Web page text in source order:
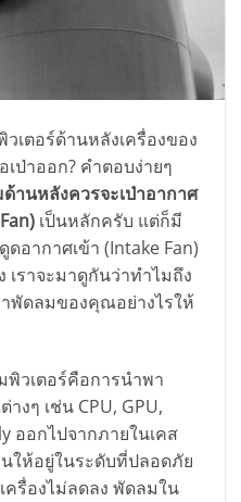
เตอร์ด้านหลังเครื่องของ
ป่าออก? คำตอบง่ายๆ
านหลังควรจะเป่าอากาศ
เป็นหลักครับ แต่ก็มี
อากาศเข้า (Intake Fan)
เราจะมาดูกันว่าทำไมถึง
พัดลมของคุณอย่างไรให้
วเตอร์คือการนำพา
งๆ เช่น CPU, GPU,
ออกไปจากภายในเคส
ให้อยู่ในระดับที่ปลอดภัย
รื่องไม่ลดลง พัดลมใน